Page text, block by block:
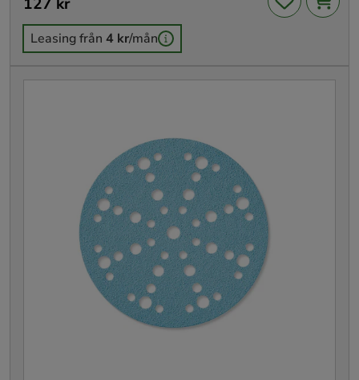
Leasing från 4 kr/mån